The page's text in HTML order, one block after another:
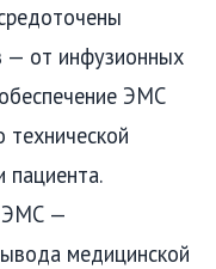
— от инфузионных
ЭМС
технической
пациента.
ЭМС —
медицинской